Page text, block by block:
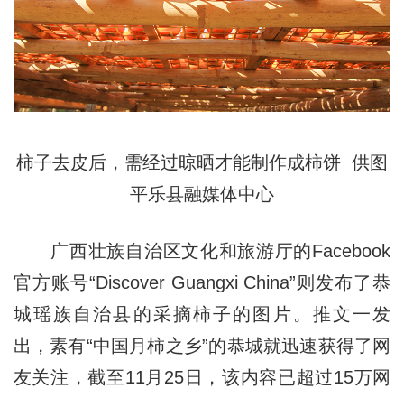
柿子去皮后，需经过晾晒才能制作成柿饼 供图
平乐县融媒体中心
广西壮族自治区文化和旅游厅的Facebook
官方账号“Discover Guangxi China”则发布了恭
城瑶族自治县的采摘柿子的图片。推文一发
出，素有“中国月柿之乡”的恭城就迅速获得了网
友关注，截至11月25日，该内容已超过15万网